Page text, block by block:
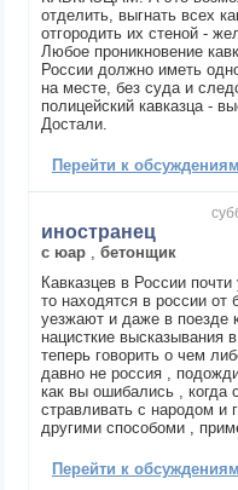
отделить, выгнать всех
отгородить их стеной -
Любое проникновение
России должно иметь
на месте, без суда и
полицейский кавказца -
Достали.
Перейти к
иностранец
с юар
бетонщик
Кавказцев в России
то находятся в россии от
уезжают и даже в поезде
нацисткие высказывания
теперь говорить о чем
давно не россия ,
как вы ошибались ,
стравливать с народом и
другими способоми ,
Перейти к